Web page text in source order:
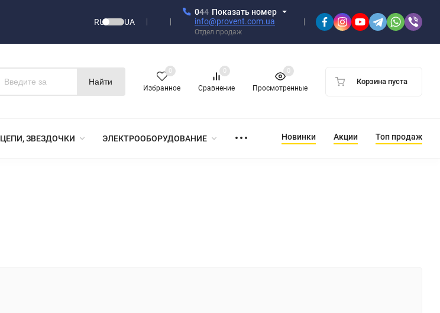
RU UA
044 Показать номер
info@provent.com.ua
Отдел продаж
Найти
Избранное
0
Сравнение
0
Просмотренные
0
Корзина пуста
ЦЕПИ, ЗВЕЗДОЧКИ ЭЛЕКТРООБОРУДОВАНИЕ Новинки Акции Топ продаж